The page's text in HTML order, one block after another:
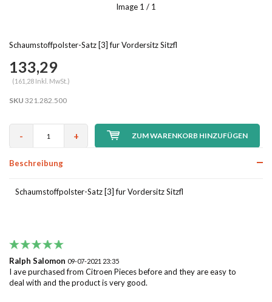
Image 1 / 1
Schaumstoffpolster-Satz [3] fur Vordersitz Sitzfl
133,29
(161,28 Inkl. MwSt.)
SKU 321.282.500
- + ZUM WARENKORB HINZUFÜGEN
Beschreibung
Schaumstoffpolster-Satz [3] fur Vordersitz Sitzfl
Ralph Salomon 09-07-2021 23:35
I ave purchased from Citroen Pieces before and they are easy to
deal with and the product is very good.